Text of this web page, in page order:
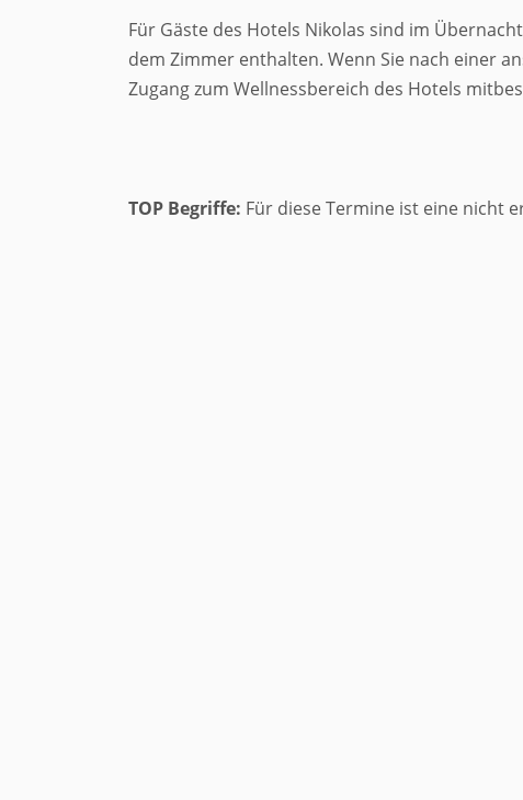
Für Gäste des Hotels Nikolas sind im
dem Zimmer enthalten. Wenn Sie nach einer
Zugang zum Wellnessbereich des Hotels
TOP Begriffe: Für diese Termine ist eine nicht